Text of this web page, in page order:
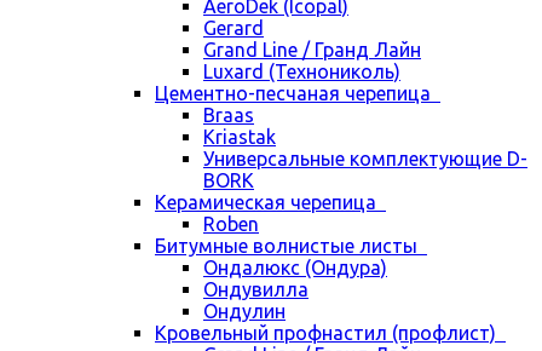
AeroDek (Icopal)
Gerard
Grand Line / Гранд Лайн
Luxard (Технониколь)
Цементно-песчаная черепица
Braas
Kriastak
Универсальные комплектующие D-
BORK
Керамическая черепица
Roben
Битумные волнистые листы
Ондалюкс (Ондура)
Ондувилла
Ондулин
Кровельный профнастил (профлист)